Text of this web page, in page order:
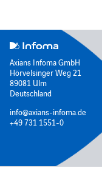
Axians Infoma GmbH
Hörvelsinger Weg 21
89081 Ulm
Deutschland
info@axians-infoma.de
+49 731 1551-0